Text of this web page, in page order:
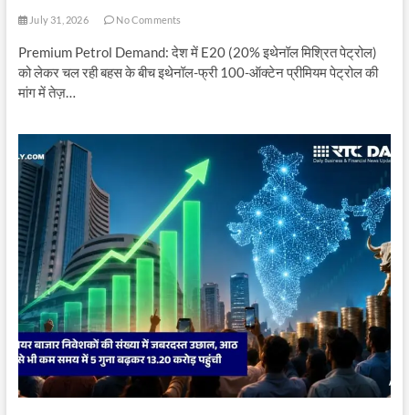
July 31, 2026 No Comments
Premium Petrol Demand: देश में E20 (20% इथेनॉल मिश्रित पेट्रोल)
को लेकर चल रही बहस के बीच इथेनॉल-फ्री 100-ऑक्टेन प्रीमियम पेट्रोल की
मांग में तेज़…